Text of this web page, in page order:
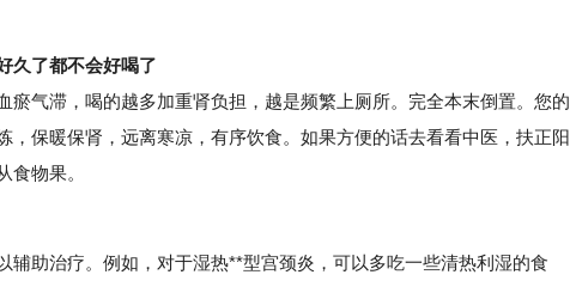
久了都不会好喝了
气滞，喝的越多加重肾负担，越是频繁上厕所。完全本末倒置。您的
，保暖保肾，远离寒凉，有序饮食。如果方便的话去看看中医，扶正阳
物果。
助治疗。例如，对于湿热**型宫颈炎，可以多吃一些清热利湿的食